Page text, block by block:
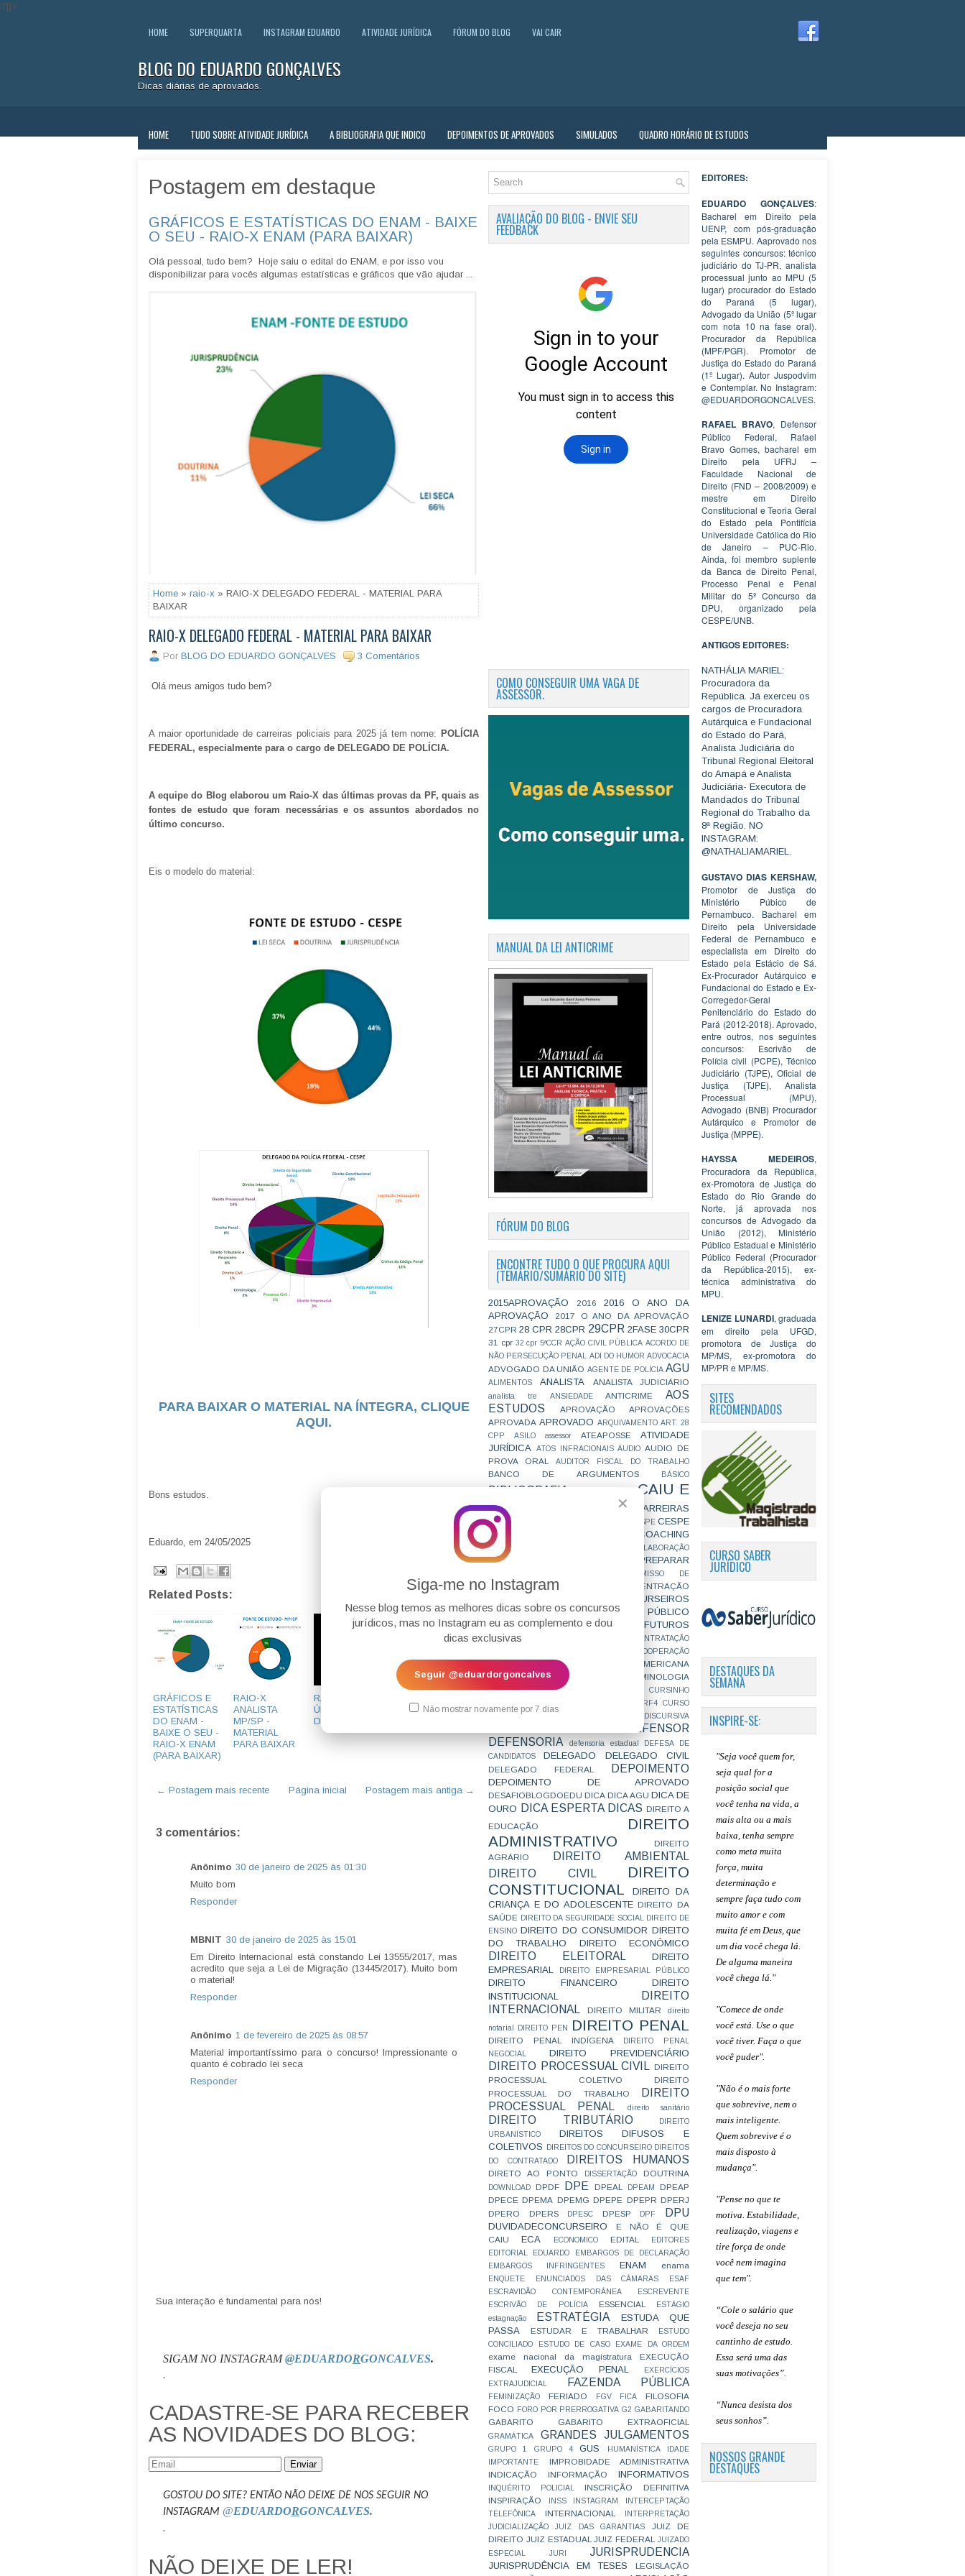
//]]>
HOME SUPERQUARTA INSTAGRAM EDUARDO ATIVIDADE JURÍDICA FÓRUM DO BLOG VAI CAIR
BLOG DO EDUARDO GONÇALVES
Dicas diárias de aprovados.
HOME TUDO SOBRE ATIVIDADE JURÍDICA A BIBLIOGRAFIA QUE INDICO DEPOIMENTOS DE APROVADOS SIMULADOS QUADRO HORÁRIO DE ESTUDOS
✕
Siga-me no Instagram
Nesse blog temos as melhores dicas sobre os concursos
jurídicos, mas no Instagram eu as complemento e dou
dicas exclusivas
Seguir @eduardorgoncalves
Não mostrar novamente por 7 dias
Postagem em destaque
GRÁFICOS E ESTATÍSTICAS DO ENAM - BAIXE
O SEU - RAIO-X ENAM (PARA BAIXAR)
Olá pessoal, tudo bem? Hoje saiu o edital do ENAM, e por isso vou
disponibilizar para vocês algumas estatísticas e gráficos que vão ajudar ...
Home » raio-x » RAIO-X DELEGADO FEDERAL - MATERIAL PARA
BAIXAR
RAIO-X DELEGADO FEDERAL - MATERIAL PARA BAIXAR
Por BLOG DO EDUARDO GONÇALVES 3 Comentários
Olá meus amigos tudo bem?
A maior oportunidade de carreiras policiais para 2025 já tem nome: POLÍCIA
FEDERAL, especialmente para o cargo de DELEGADO DE POLÍCIA.
A equipe do Blog elaborou um Raio-X das últimas provas da PF, quais as
fontes de estudo que foram necessárias e os assuntos abordados no
último concurso.
Eis o modelo do material:
PARA BAIXAR O MATERIAL NA ÍNTEGRA, CLIQUE
AQUI.
Bons estudos.
Eduardo, em 24/05/2025
Related Posts:
GRÁFICOS E
ESTATÍSTICAS
DO ENAM -
BAIXE O SEU -
RAIO-X ENAM
(PARA BAIXAR)
RAIO-X
ANALISTA
MP/SP -
MATERIAL
PARA BAIXAR
RAIO-X DA
ÚLTIMA PROVA
DO MP/SP
DO TJ/SP -
← Postagem mais recente Postagem mais antiga →
Página inicial
3 comentários:
Anônimo 30 de janeiro de 2025 às 01:30
Muito bom
Responder
MBNIT 30 de janeiro de 2025 às 15:01
Em Direito Internacional está constando Lei 13555/2017, mas
acredito que seja a Lei de Migração (13445/2017). Muito bom
o material!
Responder
Anônimo 1 de fevereiro de 2025 às 08:57
Material importantíssimo para o concurso! Impressionante o
quanto é cobrado lei seca
Responder
Sua interação é fundamental para nós!
SIGAM NO INSTAGRAM@EDUARDORGONCALVES.
.
CADASTRE-SE PARA RECEBER
AS NOVIDADES DO BLOG:
Enviar
GOSTOU DO SITE? ENTÃO NÃO DEIXE DE NOS SEGUIR NO
INSTAGRAM @EDUARDORGONCALVES.
.
NÃO DEIXE DE LER!
AVALIAÇÃO DO BLOG - ENVIE SEU
FEEDBACK
COMO CONSEGUIR UMA VAGA DE
ASSESSOR.
MANUAL DA LEI ANTICRIME
FÓRUM DO BLOG
ENCONTRE TUDO O QUE PROCURA AQUI
(TEMÁRIO/SUMÁRIO DO SITE)
2015APROVAÇÃO 2016
2016 O ANO DA
APROVAÇÃO
2017 O ANO DA APROVAÇÃO
27CPR 28 CPR 28CPR 29CPR 2FASE 30CPR
31 cpr 32 cpr 5ªCCR AÇÃO CIVIL PÚBLICA ACORDO DE
NÃO PERSECUÇÃO PENAL
ADI DO HUMOR ADVOCACIA
ADVOGADO DA UNIÃO AGENTE DE POLÍCIA AGU
ALIMENTOS ANALISTA ANALISTA JUDICIÁRIO
analista tre ANSIEDADE ANTICRIME
AOS
ESTUDOS
APROVAÇÃO
APROVAÇÕES
APROVADA APROVADO ARQUIVAMENTO ART. 28
CPP
ASILO assessor ATEAPOSSE
ATIVIDADE
JURÍDICA
ATOS INFRACIONAIS ÁUDIO AUDIO DE
PROVA ORAL
AUDITOR FISCAL DO TRABALHO
BANCO DE ARGUMENTOS BÁSICO
BIBLIOGRAFIA
CAIU E
VAI CAIR
CARREIRAS
CARREIRAS
JURÍDICAS
CEBRASPE CESPE
CF COACHING
CÓDIGO DE TRÂNSITO BRASILEIRO
COLABORAÇÃO
COMBATE À CORRUPÇÃO
COMO SE PREPARAR
COMPROMISSO DE
AJUSTAMENTO DE CONDUTA
CONCENTRAÇÃO
CONCURSEIROS
CONCURSO
CONCURSO PÚBLICO
CONCURSOS
CONCURSOS FUTUROS
CONCURSOS NÍVEL HARD
CONTRATAÇÃO
COOPERAÇÃO
CORTE INTERAMERICANA
CPC2015
CPI
CRIMINOLOGIA
CRONOGRAMA
CTB CURSINHO
CURSO ESTUDO DE CASO - TRF4
CURSO
PARA A SUBJETIVA
CURSO PROVA DISCURSIVA
DEFENSOR
DEFENSORIA
defensoria estadual
DEFESA DE
CANDIDATOS
DELEGADO DELEGADO CIVIL
DELEGADO FEDERAL DEPOIMENTO
DEPOIMENTO DE APROVADO
DESAFIOBLOGDOEDU DICA DICA AGU DICA DE
OURO DICA ESPERTA DICAS DIREITO A
EDUCAÇÃO
DIREITO
ADMINISTRATIVO
DIREITO
AGRÁRIO
DIREITO AMBIENTAL
DIREITO CIVIL
DIREITO
CONSTITUCIONAL
DIREITO DA
CRIANÇA E DO ADOLESCENTE DIREITO DA
SAÚDE
DIREITO DA SEGURIDADE SOCIAL
DIREITO DE
ENSINO DIREITO DO CONSUMIDOR DIREITO
DO TRABALHO
DIREITO ECONÔMICO
DIREITO ELEITORAL
DIREITO
EMPRESARIAL
DIREITO EMPRESARIAL PÚBLICO
DIREITO FINANCEIRO
DIREITO
INSTITUCIONAL
DIREITO
INTERNACIONAL
DIREITO MILITAR direito
notarial DIREITO PEN DIREITO PENAL
DIREITO PENAL INDÍGENA
DIREITO PENAL
NEGOCIAL
DIREITO PREVIDENCIÁRIO
DIREITO PROCESSUAL CIVIL
DIREITO
PROCESSUAL COLETIVO
DIREITO
PROCESSUAL DO TRABALHO
DIREITO
PROCESSUAL PENAL
direito sanitário
DIREITO TRIBUTÁRIO
DIREITO
URBANÍSTICO
DIREITOS DIFUSOS E
COLETIVOS
DIREITOS DO CONCURSEIRO DIREITOS
DO CONTRATADO
DIREITOS HUMANOS
DIRETO AO PONTO DISSERTAÇÃO DOUTRINA
DOWNLOAD DPDF DPE DPEAL DPEAM
DPEAP
DPECE DPEMA DPEMG DPEPE DPEPR DPERJ
DPERO
DPERS DPESC DPESP DPF DPU
DUVIDADECONCURSEIRO
E NÃO É QUE
CAIU
ECA ECONOMICO EDITAL
EDITORES
EDITORIAL
EDUARDO
EMBARGOS DE DECLARAÇÃO
EMBARGOS INFRINGENTES
ENAM enama
ENQUETE ENUNCIADOS DAS CÂMARAS
ESAF
ESCRAVIDÃO CONTEMPORÂNEA
ESCREVENTE
ESCRIVÃO DE POLÍCIA
ESSENCIAL
ESTÁGIO
estagnação
ESTRATÉGIA
ESTUDA QUE
PASSA
ESTUDAR E TRABALHAR
ESTUDO
CONCILIADO
ESTUDO DE CASO EXAME DA ORDEM
exame nacional da magistratura
EXECUÇÃO
FISCAL
EXECUÇÃO PENAL
EXERCÍCIOS
EXTRAJUDICIAL
FAZENDA PÚBLICA
FEMINIZAÇÃO FERIADO FGV FICA
FILOSOFIA
FOCO
FORO POR PRERROGATIVA G2 GABARITANDO
GABARITO GABARITO EXTRAOFICIAL
GRAMÁTICA GRANDES JULGAMENTOS
GRUPO 1 GRUPO 4 GUS HUMANÍSTICA
IDADE
IMPORTANTE
IMPROBIDADE ADMINISTRATIVA
INDICAÇÃO
INFORMAÇÃO INFORMATIVOS
INQUÉRITO POLICIAL
INSCRIÇÃO DEFINITIVA
INSPIRAÇÃO
INSS INSTAGRAM
INTERCEPTAÇÃO
TELEFÔNICA
INTERNACIONAL
INTERPRETAÇÃO
JUDICIALIZAÇÃO
JUIZ DAS GARANTIAS
JUIZ DE
DIREITO JUIZ ESTADUAL JUIZ FEDERAL
JUIZADO
ESPECIAL
JURI JURISPRUDENCIA
JURISPRUDÊNCIA EM TESES
LEGISLAÇÃO
EDITORES:
EDUARDO GONÇALVES:
Bacharel em Direito pela
UENP, com pós-graduação
pela ESMPU. Aaprovado nos
seguintes concursos: técnico
judiciário do TJ-PR, analista
processual junto ao MPU (5
lugar) procurador do Estado
do Paraná (5 lugar),
Advogado da União (5º lugar
com nota 10 na fase oral).
Procurador da República
(MPF/PGR). Promotor de
Justiça do Estado do Paraná
(1º Lugar). Autor Juspodvim
e Contemplar. No Instagram:
@EDUARDORGONCALVES.
RAFAEL BRAVO, Defensor
Público Federal, Rafael
Bravo Gomes, bacharel em
Direito pela UFRJ –
Faculdade Nacional de
Direito (FND – 2008/2009) e
mestre em Direito
Constitucional e Teoria Geral
do Estado pela Pontifícia
Universidade Católica do Rio
de Janeiro – PUC-Rio.
Ainda, foi membro suplente
da Banca de Direito Penal,
Processo Penal e Penal
Militar do 5º Concurso da
DPU, organizado pela
CESPE/UNB.
ANTIGOS EDITORES:
NATHÁLIA MARIEL:
Procuradora da
República. Já exerceu os
cargos de Procuradora
Autárquica e Fundacional
do Estado do Pará,
Analista Judiciária do
Tribunal Regional Eleitoral
do Amapá e Analista
Judiciária- Executora de
Mandados do Tribunal
Regional do Trabalho da
8ª Região. NO
INSTAGRAM:
@NATHALIAMARIEL.
GUSTAVO DIAS KERSHAW,
Promotor de Justiça do
Ministério Púbico de
Pernambuco. Bacharel em
Direito pela Universidade
Federal de Pernambuco e
especialista em Direito do
Estado pela Estácio de Sá.
Ex-Procurador Autárquico e
Fundacional do Estado e Ex-
Corregedor-Geral
Penitenciário do Estado do
Pará (2012-2018). Aprovado,
entre outros, nos seguintes
concursos: Escrivão de
Polícia civil (PCPE), Técnico
Judiciário (TJPE), Oficial de
Justiça (TJPE), Analista
Processual (MPU),
Advogado (BNB) Procurador
Autárquico e Promotor de
Justiça (MPPE).
HAYSSA MEDEIROS,
Procuradora da República,
ex-Promotora de Justiça do
Estado do Rio Grande do
Norte, já aprovada nos
concursos de Advogado da
União (2012), Ministério
Público Estadual e Ministério
Público Federal (Procurador
da República-2015), ex-
técnica administrativa do
MPU.
LENIZE LUNARDI, graduada
em direito pela UFGD,
promotora de Justiça do
MP/MS, ex-promotora do
MP/PR e MP/MS.
SITES
RECOMENDADOS
CURSO SABER
JURÍDICO
DESTAQUES DA
SEMANA
INSPIRE-SE:
"Seja você quem for,
seja qual for a
posição social que
você tenha na vida, a
mais alta ou a mais
baixa, tenha sempre
como meta muita
força, muita
determinação e
sempre faça tudo com
muito amor e com
muita fé em Deus, que
um dia você chega lá.
De alguma maneira
você chega lá."
"Comece de onde
você está. Use o que
você tiver. Faça o que
você puder".
"Não é o mais forte
que sobrevive, nem o
mais inteligente.
Quem sobrevive é o
mais disposto à
mudança".
"Pense no que te
motiva. Estabilidade,
realização, viagens e
tire força de onde
você nem imagina
que tem".
“Cole o salário que
você deseja no seu
cantinho de estudo.
Essa será uma das
suas motivações”
“Nunca desista dos
seus sonhos”.
NOSSOS GRANDE
DESTAQUES